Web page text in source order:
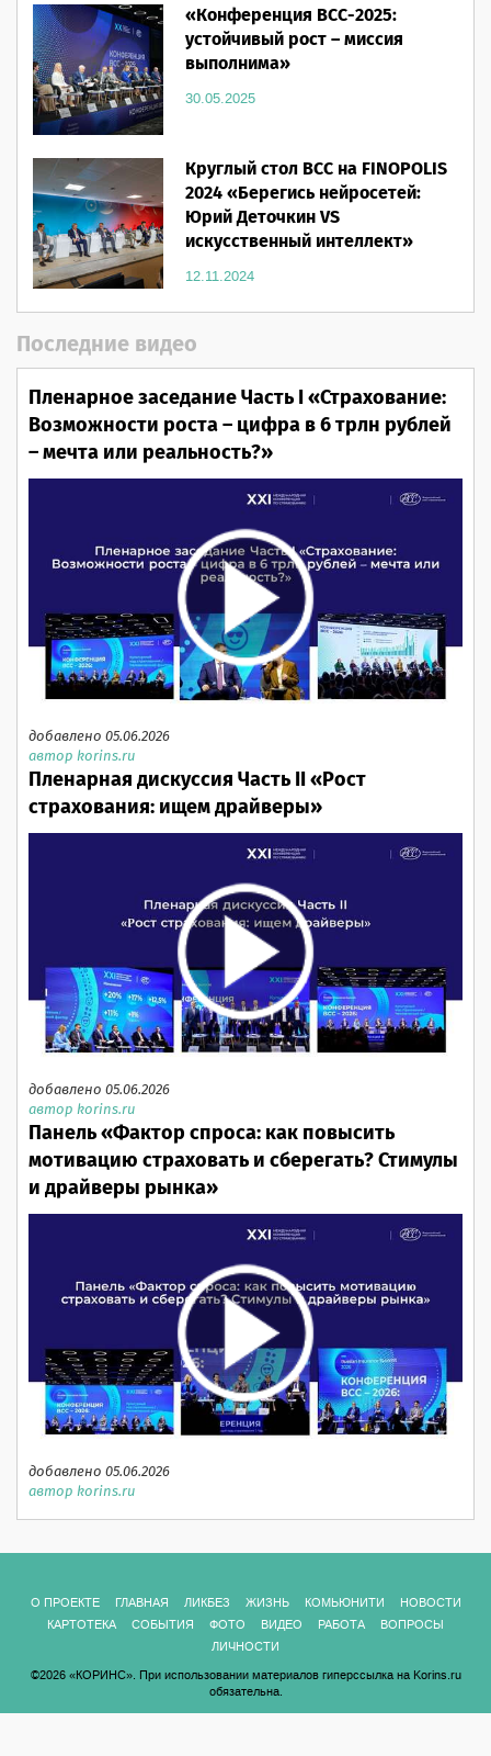
«Конференция ВСС-2025:
устойчивый рост – миссия
выполнима»
30.05.2025
Круглый стол ВСС на FINOPOLIS
2024 «Берегись нейросетей:
Юрий Деточкин VS
искусственный интеллект»
12.11.2024
Последние видео
Пленарное заседание Часть I «Страхование:
Возможности роста – цифра в 6 трлн рублей
– мечта или реальность?»
добавлено 05.06.2026
автор korins.ru
Пленарная дискуссия Часть II «Рост
страхования: ищем драйверы»
добавлено 05.06.2026
автор korins.ru
Панель «Фактор спроса: как повысить
мотивацию страховать и сберегать? Стимулы
и драйверы рынка»
добавлено 05.06.2026
автор korins.ru
О ПРОЕКТЕ ГЛАВНАЯ ЛИКБЕЗ ЖИЗНЬ КОМЬЮНИТИ
НОВОСТИ
КАРТОТЕКА
СОБЫТИЯ ФОТО ВИДЕО РАБОТА
ВОПРОСЫ
ЛИЧНОСТИ
©2026 «КОРИНС». При использовании материалов гиперссылка на Korins.ru
обязательна.